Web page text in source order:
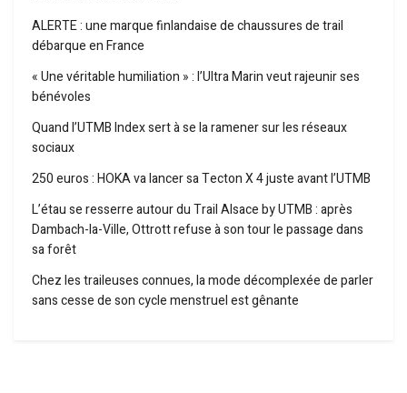
ALERTE : une marque finlandaise de chaussures de trail
débarque en France
« Une véritable humiliation » : l’Ultra Marin veut rajeunir ses
bénévoles
Quand l’UTMB Index sert à se la ramener sur les réseaux
sociaux
250 euros : HOKA va lancer sa Tecton X 4 juste avant l’UTMB
L’étau se resserre autour du Trail Alsace by UTMB : après
Dambach-la-Ville, Ottrott refuse à son tour le passage dans
sa forêt
Chez les traileuses connues, la mode décomplexée de parler
sans cesse de son cycle menstruel est gênante